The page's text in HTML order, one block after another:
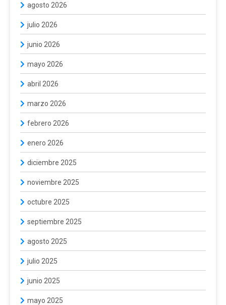
agosto 2026
julio 2026
junio 2026
mayo 2026
abril 2026
marzo 2026
febrero 2026
enero 2026
diciembre 2025
noviembre 2025
octubre 2025
septiembre 2025
agosto 2025
julio 2025
junio 2025
mayo 2025